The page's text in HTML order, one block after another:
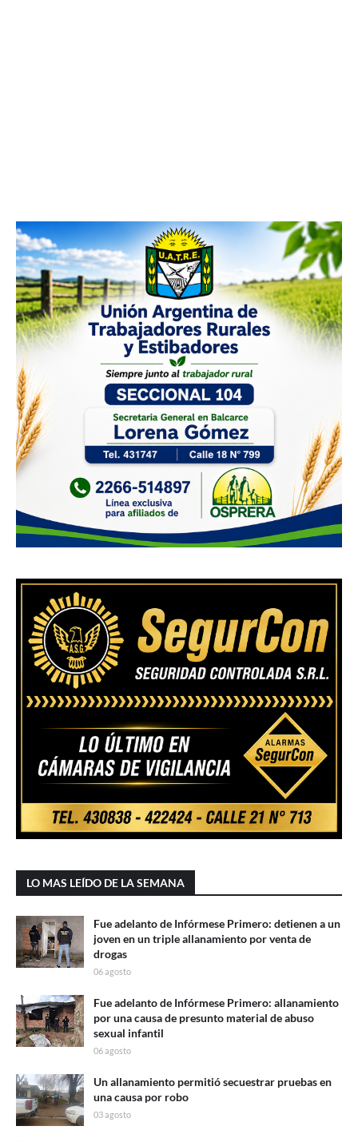
LO MAS LEÍDO DE LA SEMANA
Fue adelanto de Infórmese Primero: detienen a un
joven en un triple allanamiento por venta de
drogas
06 agosto
Fue adelanto de Infórmese Primero: allanamiento
por una causa de presunto material de abuso
sexual infantil
06 agosto
Un allanamiento permitió secuestrar pruebas en
una causa por robo
03 agosto